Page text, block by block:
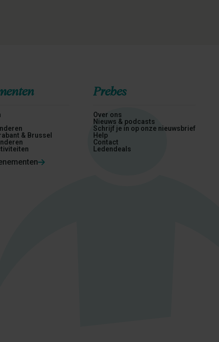
& Brussel
Prebes
Over ons
Nieuws & podcasts
Schrijf je in op onze nieuwsbrief
Help
Contact
Ledendeals